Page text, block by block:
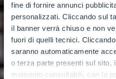
fine di fornire annunci
personalizzati. Cliccando sul
il banner verrà chiuso e non
fuori di quelli tecnici.
saranno automaticamente
o terza parte presenti sul sito,
momento consultabili, con la
NEW RANGE OF MERLO
New